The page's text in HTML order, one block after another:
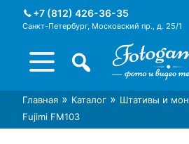
+7 (812) 426-36-35
Санкт-Петербург, Московский пр., д. 25/1
Интернет-
Магазин
Главная » Каталог » Штативы и
Fujimi FM103